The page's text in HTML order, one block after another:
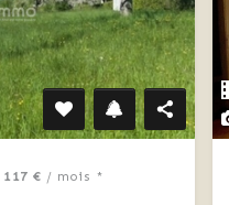
117 € / mois *